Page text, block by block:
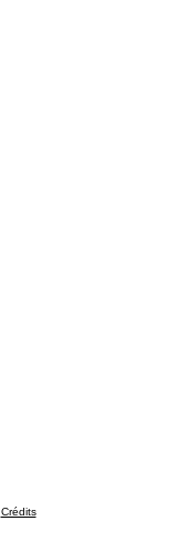
Crédits